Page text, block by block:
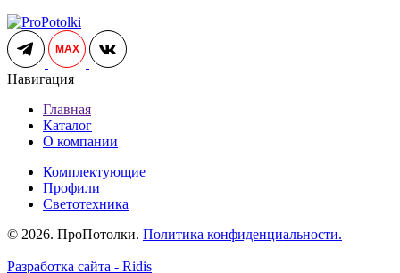
MAX
Навигация
Главная
Каталог
О компании
Комплектующие
Профили
Светотехника
© 2026. ПроПотолки. Политика конфиденциальности.
Разработка сайта - Ridis